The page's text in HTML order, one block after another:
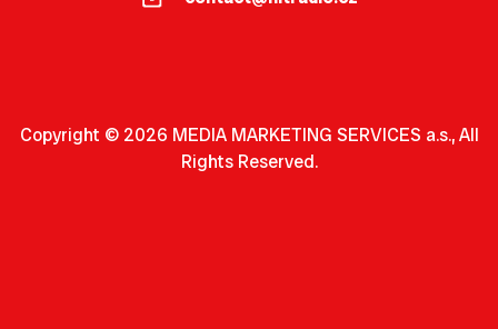
Copyright © 2026 MEDIA MARKETING SERVICES a.s., All
Rights Reserved.